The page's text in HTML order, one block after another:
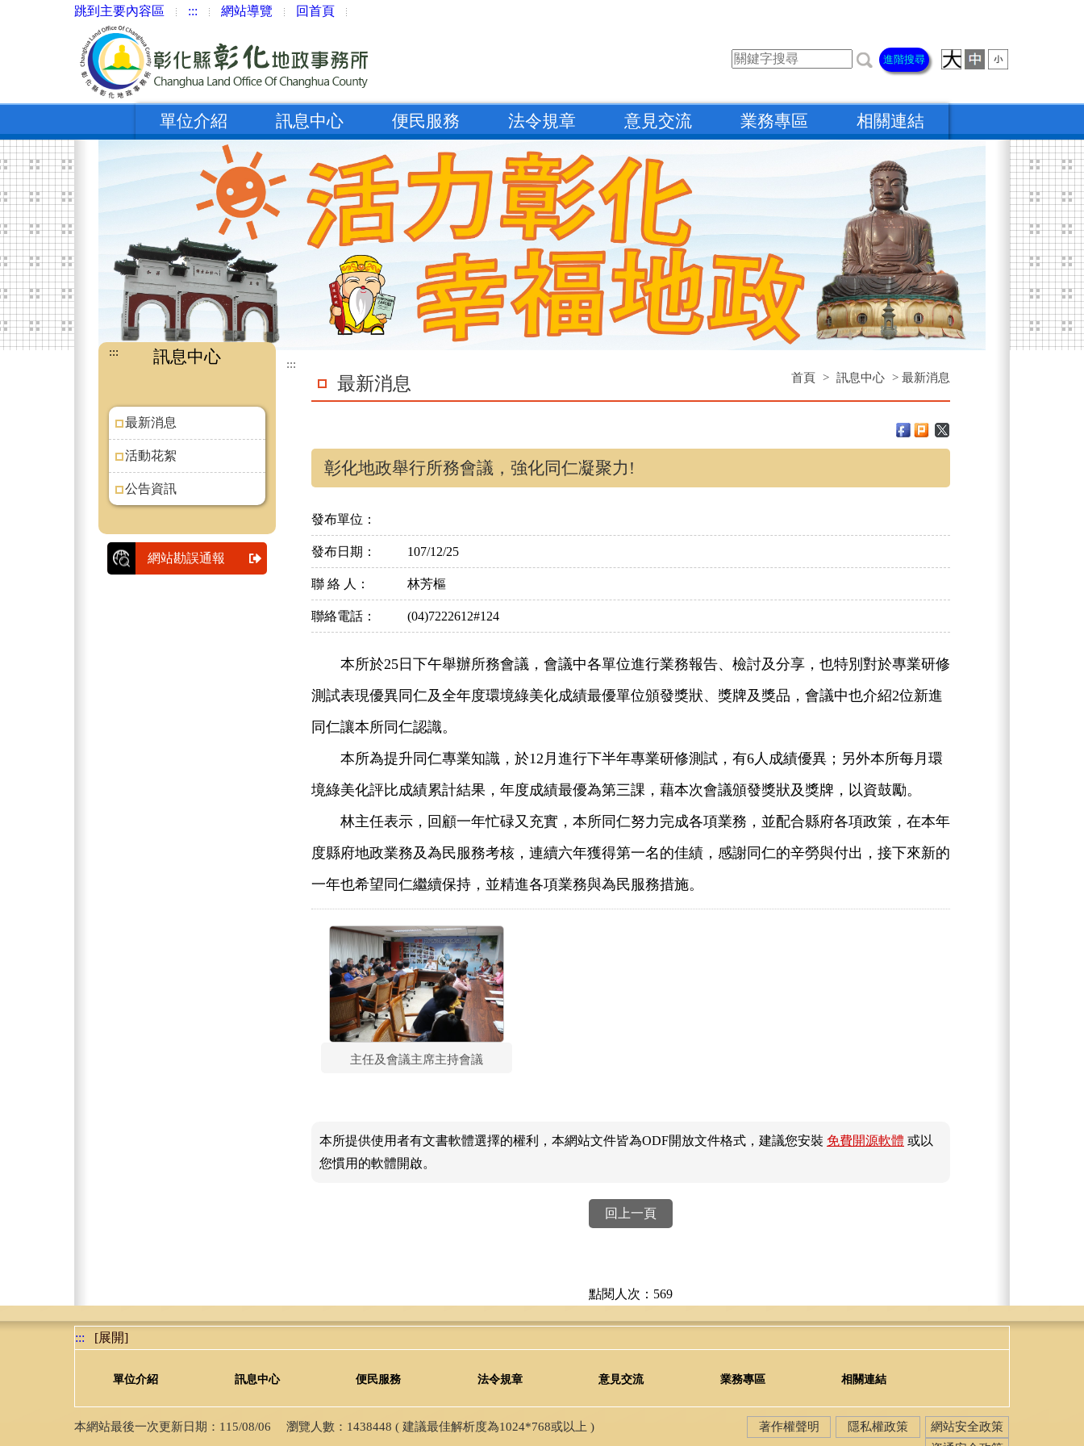
跳到主要內容區 ::: 網站導覽 回首頁
進階搜尋
單位介紹 訊息中心 便民服務 法令規章 意見交流 業務專區 相關連結
::: 訊息中心
最新消息
活動花絮
公告資訊
網站勘誤通報
:::
首頁 > 訊息中心 > 最新消息
最新消息
彰化地政舉行所務會議，強化同仁凝聚力!
發布單位：
發布日期： 107/12/25
聯 絡 人： 林芳樞
聯絡電話： (04)7222612#124
本所於25日下午舉辦所務會議，會議中各單位進行業務報告、檢討及分享，也特別對於專業研修
測試表現優異同仁及全年度環境綠美化成績最優單位頒發獎狀、獎牌及獎品，會議中也介紹2位新進
同仁讓本所同仁認識。
本所為提升同仁專業知識，於12月進行下半年專業研修測試，有6人成績優異；另外本所每月環
境綠美化評比成績累計結果，年度成績最優為第三課，藉本次會議頒發獎狀及獎牌，以資鼓勵。
林主任表示，回顧一年忙碌又充實，本所同仁努力完成各項業務，並配合縣府各項政策，在本年
度縣府地政業務及為民服務考核，連續六年獲得第一名的佳績，感謝同仁的辛勞與付出，接下來新的
一年也希望同仁繼續保持，並精進各項業務與為民服務措施。
主任及會議主席主持會議
本所提供使用者有文書軟體選擇的權利，本網站文件皆為ODF開放文件格式，建議您安裝 免費開源軟體 或以
您慣用的軟體開啟。
回上一頁
點閱人次：569
::: [展開]
單位介紹 訊息中心 便民服務 法令規章 意見交流 業務專區 相關連結
本網站最後一次更新日期：115/08/06 瀏覽人數：1438448 ( 建議最佳解析度為1024*768或以上 ) 著作權聲明 隱私權政策
網站安全政策